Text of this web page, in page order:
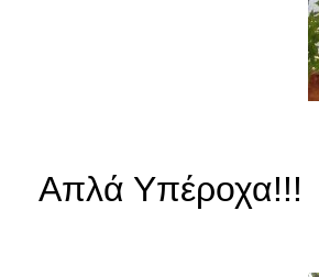
Απλά Υπέροχα!!!